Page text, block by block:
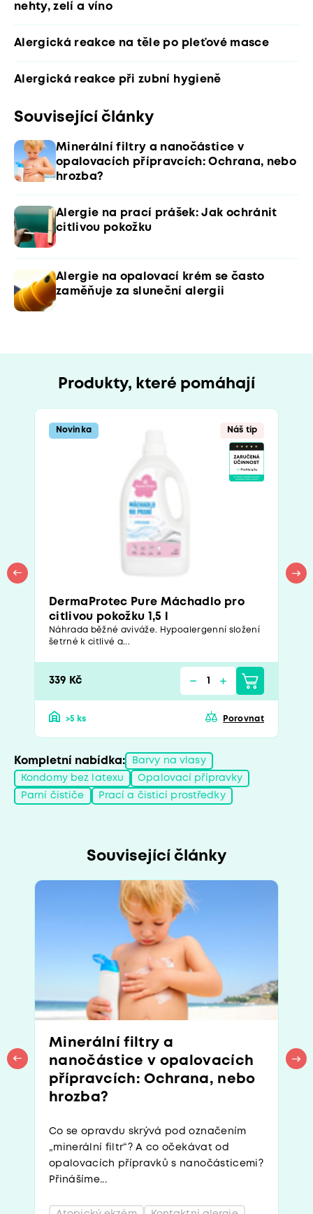
nehty, zelí a víno
Alergická reakce na těle po pleťové masce
Alergická reakce při zubní hygieně
Související články
Minerální filtry a nanočástice v
opalovacích přípravcích: Ochrana, nebo
hrozba?
Alergie na prací prášek: Jak ochránit
citlivou pokožku
Alergie na opalovací krém se často
zaměňuje za sluneční alergii
Produkty, které pomáhají
Novinka Náš tip
DermaProtec Pure Máchadlo pro
citlivou pokožku 1,5 l
Náhrada běžné aviváže. Hypoalergenní složení
šetrné k citlivé a...
339 Kč
>5 ks Porovnat
Kompletní nabídka: Barvy na vlasy
Kondomy bez latexu Opalovací přípravky
Parní čističe Prací a čisticí prostředky
Související články
Minerální filtry a
nanočástice v opalovacích
přípravcích: Ochrana, nebo
hrozba?
Co se opravdu skrývá pod označením
„minerální filtr“? A co očekávat od
opalovacích přípravků s nanočásticemi?
Přinášíme...